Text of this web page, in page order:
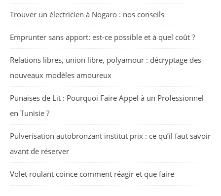
Trouver un électricien à Nogaro : nos conseils
Emprunter sans apport: est-ce possible et à quel coût ?
Relations libres, union libre, polyamour : décryptage des
nouveaux modèles amoureux
Punaises de Lit : Pourquoi Faire Appel à un Professionnel
en Tunisie ?
Pulverisation autobronzant institut prix : ce qu’il faut savoir
avant de réserver
Volet roulant coince comment réagir et que faire